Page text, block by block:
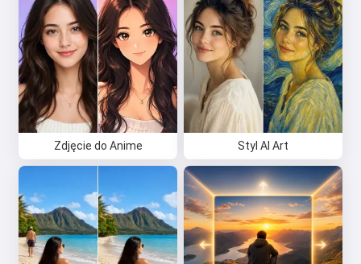
Zdjęcie do Anime Styl AI Art